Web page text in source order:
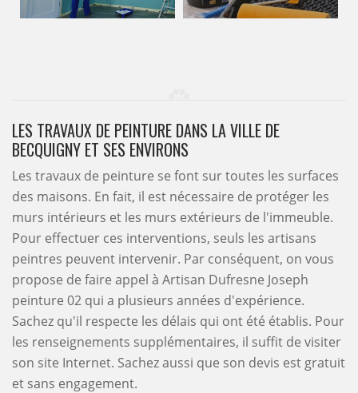
LES TRAVAUX DE PEINTURE DANS LA VILLE DE
BECQUIGNY ET SES ENVIRONS
Les travaux de peinture se font sur toutes les surfaces
des maisons. En fait, il est nécessaire de protéger les
murs intérieurs et les murs extérieurs de l'immeuble.
Pour effectuer ces interventions, seuls les artisans
peintres peuvent intervenir. Par conséquent, on vous
propose de faire appel à Artisan Dufresne Joseph
peinture 02 qui a plusieurs années d'expérience.
Sachez qu'il respecte les délais qui ont été établis. Pour
les renseignements supplémentaires, il suffit de visiter
son site Internet. Sachez aussi que son devis est gratuit
et sans engagement.